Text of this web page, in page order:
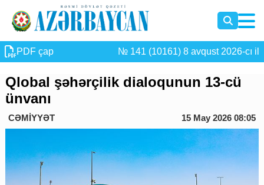
PDF çap № 141 (10161) 8 avqust 2026-cı il
Qlobal şəhərçilik dialoqunun 13-cü
ünvanı
CƏMİYYƏT 15 May 2026 08:05